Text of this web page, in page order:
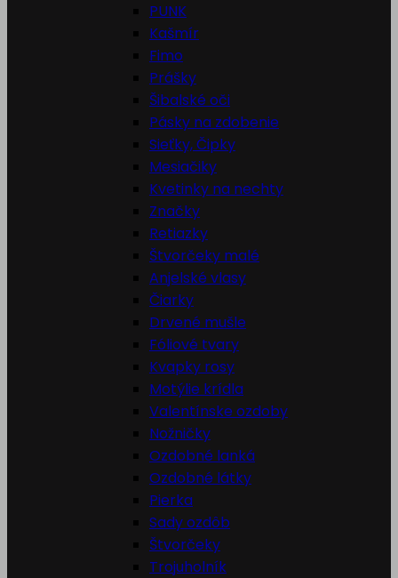
PUNK
Kašmír
Fimo
Prášky
Šibalské oči
Pásky na zdobenie
Sieťky, Čipky
Mesiačiky
Kvetinky na nechty
Značky
Retiazky
Štvorčeky malé
Anjelské vlasy
Čiarky
Drvené mušle
Fóliové tvary
Kvapky rosy
Motýlie krídla
Valentínske ozdoby
Nožničky
Ozdobné lanká
Ozdobné látky
Pierka
Sady ozdôb
Štvorčeky
Trojuholník